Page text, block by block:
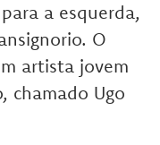
a esquerda,
O
artista jovem
chamado Ugo